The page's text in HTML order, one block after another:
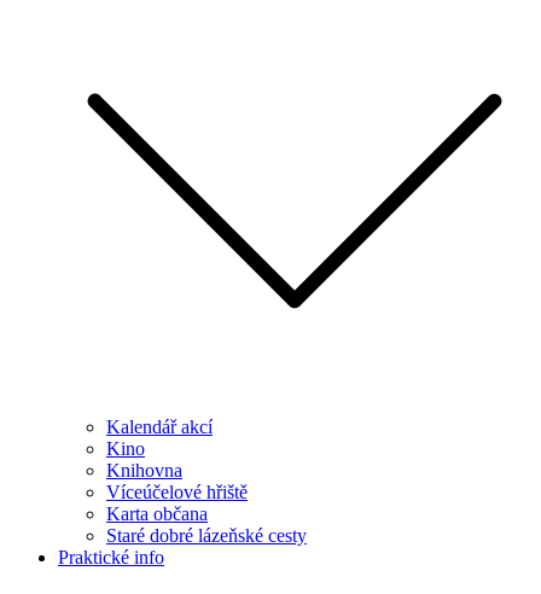
Kalendář akcí
Kino
Knihovna
Víceúčelové hřiště
Karta občana
Staré dobré lázeňské cesty
Praktické info